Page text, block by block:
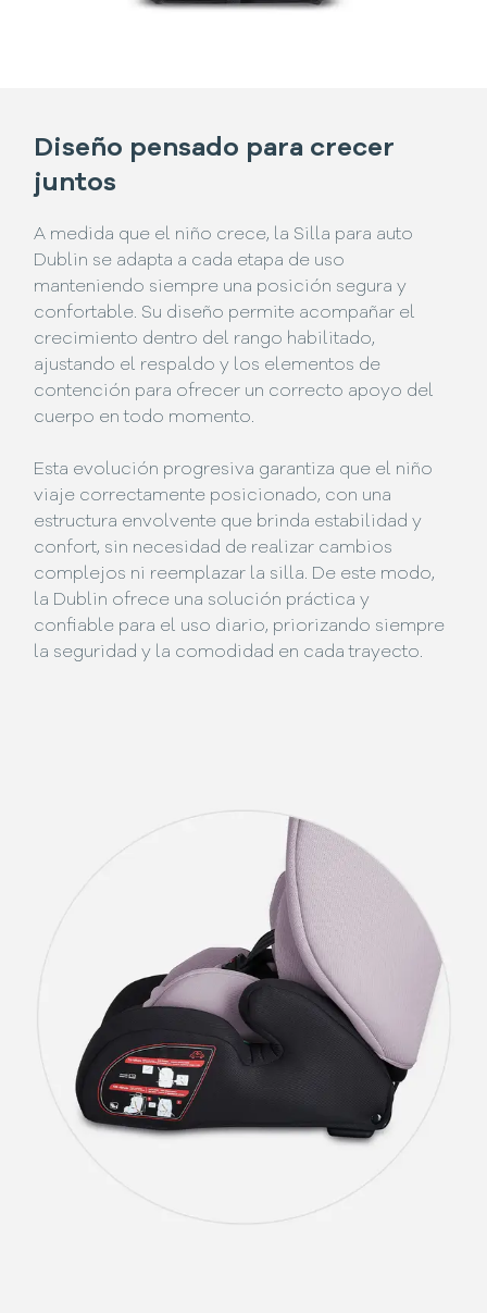
Diseño pensado para crecer
juntos
A medida que el niño crece, la Silla para auto
Dublin se adapta a cada etapa de uso
manteniendo siempre una posición segura y
confortable. Su diseño permite acompañar el
crecimiento dentro del rango habilitado,
ajustando el respaldo y los elementos de
contención para ofrecer un correcto apoyo del
cuerpo en todo momento.
Esta evolución progresiva garantiza que el niño
viaje correctamente posicionado, con una
estructura envolvente que brinda estabilidad y
confort, sin necesidad de realizar cambios
complejos ni reemplazar la silla. De este modo,
la Dublin ofrece una solución práctica y
confiable para el uso diario, priorizando siempre
la seguridad y la comodidad en cada trayecto.